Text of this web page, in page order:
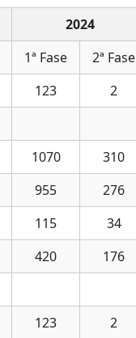
2024
1ª Fase 2ª Fase
123 2
1070 310
955 276
115 34
420 176
123 2